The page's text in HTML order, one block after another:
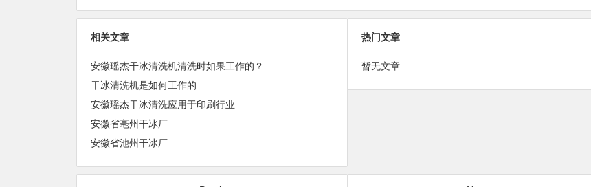
相关文章
安徽瑶杰干冰清洗机清洗时如果工作的？
干冰清洗机是如何工作的
安徽瑶杰干冰清洗应用于印刷行业
安徽省亳州干冰厂
安徽省池州干冰厂
热门文章
暂无文章